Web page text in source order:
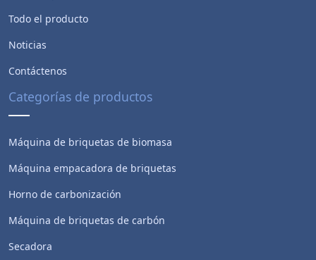
Todo el producto
Noticias
Contáctenos
Categorías de productos
Máquina de briquetas de biomasa
Máquina empacadora de briquetas
Horno de carbonización
Máquina de briquetas de carbón
Secadora